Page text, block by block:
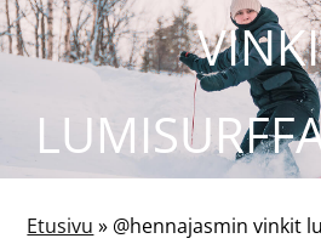
Etusivu » @hennajasmin vinkit